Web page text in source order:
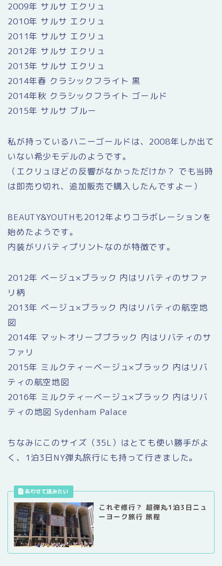
2009年 サルサ エクリュ
2010年 サルサ エクリュ
2011年 サルサ エクリュ
2012年 サルサ エクリュ
2013年 サルサ エクリュ
2014年春 クラシックフライト 黒
2014年秋 クラシックフライト ゴールド
2015年 サルサ ブルー
私が持っているハニーゴールドは、2008年しか出て
いない希少モデルのようです。
（エクリュほどの反響がなかっただけか？ でも当時
は即売り切れ、追加販売で購入したんですよー）
BEAUTY&YOUTHも2012年よりコラボレーションを
始めたようです。
内装がリバティプリントなのが特徴です。
2012年 ベージュ×ブラック 内はリバティのサファ
リ柄
2013年 ベージュ×ブラック 内はリバティの航空地
図
2014年 マットオリーブブラック 内はリバティのサ
ファリ
2015年 ミルクティーベージュ×ブラック 内はリバ
ティの航空地図
2016年 ミルクティーベージュ×ブラック 内はリバ
ティの地図 Sydenham Palace
ちなみにこのサイズ（35L）はとても使い勝手がよ
く、1泊3日NY弾丸旅行にも持って行きました。
これぞ修行？ 超弾丸1泊3日ニュ
ーヨーク旅行 旅程